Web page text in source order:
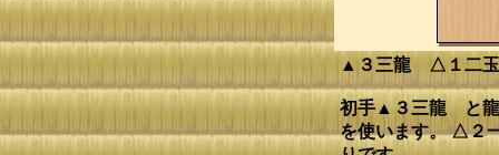
▲３三龍 △１二
初手▲３三龍 と龍
を使います。 △